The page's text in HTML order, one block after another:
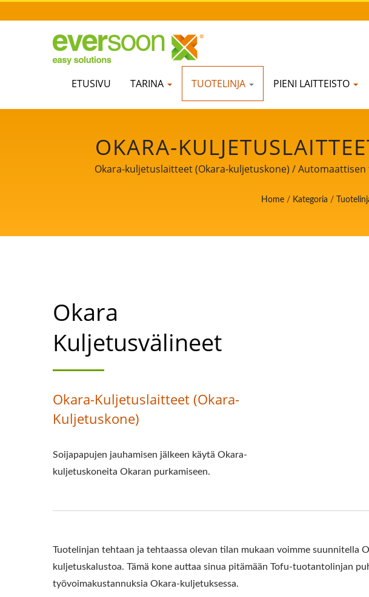
ETUSIVU TARINA TUOTELINJA PIENI LAITTEISTO
OKARA-
SOIJAMAITOA
ENSISIJAINEN TAVOITE
Okara-kuljetuslaitteet (Okara-kuljetuskone) /
Home / Kategoria /
Okara
Kuljetusvälineet
Okara-Kuljetuslaitteet (Okara-
Kuljetuskone)
Soijapapujen jauhamisen jälkeen käytä Okara-
kuljetuskoneita Okaran purkamiseen.
Tuotelinjan tehtaan ja tehtaassa olevan tilan mukaan voimme suunnitella
kuljetuskalustoa. Tämä kone auttaa sinua pitämään Tofu-tuotantolinjan
työvoimakustannuksia Okara-kuljetuksessa.